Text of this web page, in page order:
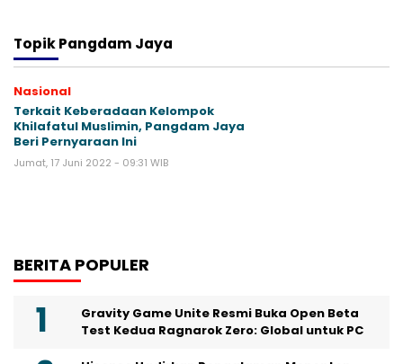
TopikPangdam Jaya
Nasional
Terkait Keberadaan Kelompok
Khilafatul Muslimin, Pangdam Jaya
Beri Pernyaraan Ini
Jumat, 17 Juni 2022 - 09:31 WIB
BERITA POPULER
Gravity Game Unite Resmi Buka Open Beta
Test Kedua Ragnarok Zero: Global untuk PC